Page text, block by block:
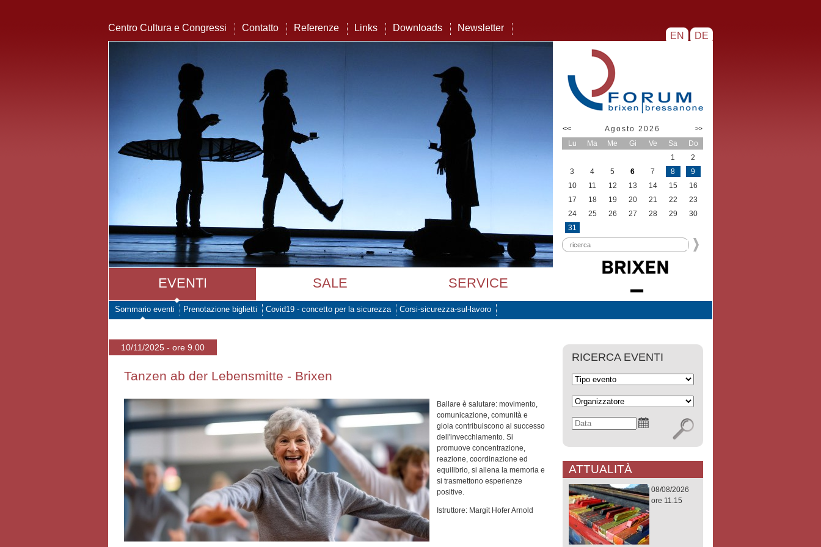
EN DE
Centro Cultura e Congressi Contatto Referenze Links Downloads Newsletter
EVENTI SALE SERVICE
<< Agosto 2026 >>
Lu Ma Me Gi Ve Sa
Do
1
2
3
4 5 6 7 8
9
10
11 12 13 14 15
16
17
18 19 20 21 22
23
24
25 26 27 28 29
30
31
Sommario eventi Prenotazione biglietti Covid19 - concetto per la sicurezza Corsi-sicurezza-sul-lavoro
10/11/2025 - ore 9.00
Tanzen ab der Lebensmitte - Brixen
Ballare è salutare: movimento,
comunicazione, comunità e
gioia contribuiscono al successo
dell'invecchiamento. Si
promuove concentrazione,
reazione, coordinazione ed
equilibrio, si allena la memoria e
si trasmettono esperienze
positive.
Istruttore: Margit Hofer Arnold
RICERCA EVENTI
ATTUALITÀ
08/08/2026
ore 11.15